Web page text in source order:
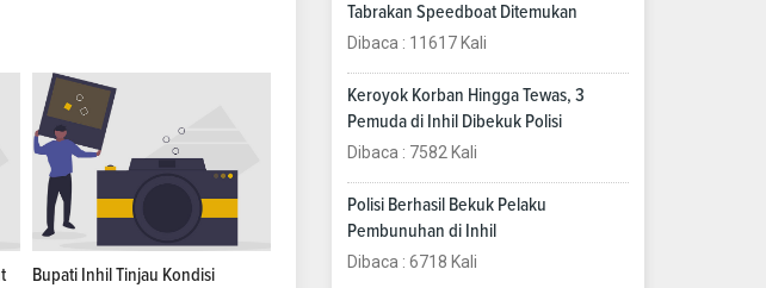
Bupati Inhil Tinjau Kondisi
Tabrakan Speedboat Ditemukan
Dibaca : 11617 Kali
Keroyok Korban Hingga Tewas, 3
Pemuda di Inhil Dibekuk Polisi
Dibaca : 7582 Kali
Polisi Berhasil Bekuk Pelaku
Pembunuhan di Inhil
Dibaca : 6718 Kali